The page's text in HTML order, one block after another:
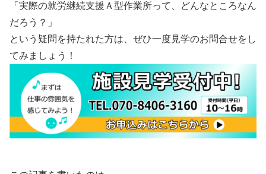
「実際の就労継続支援Ａ型作業所って、どんなところなん
だろう？」
という疑問を持たれた方は、ぜひ一度見学のお問合せをし
てみましょう！